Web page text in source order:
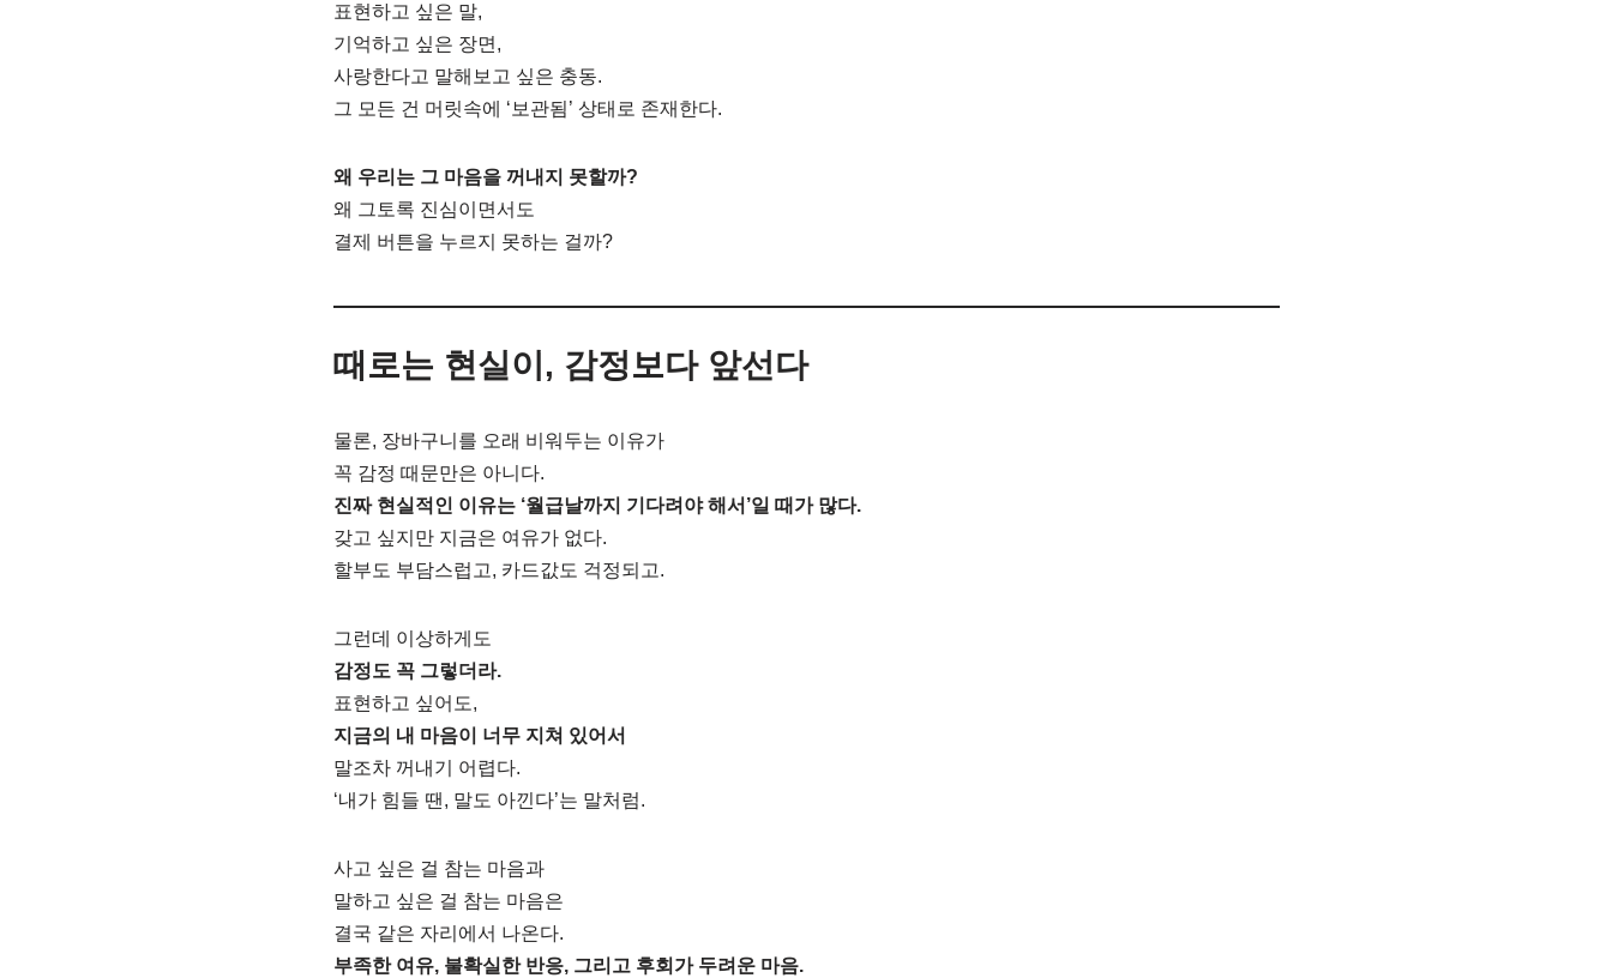
표현하고 싶은 말,
기억하고 싶은 장면,
사랑한다고 말해보고 싶은 충동.
그 모든 건 머릿속에 ‘보관됨’ 상태로 존재한다.
왜 우리는 그 마음을 꺼내지 못할까?
왜 그토록 진심이면서도
결제 버튼을 누르지 못하는 걸까?
때로는 현실이, 감정보다 앞선다
물론, 장바구니를 오래 비워두는 이유가
꼭 감정 때문만은 아니다.
진짜 현실적인 이유는 ‘월급날까지 기다려야 해서’일 때가 많다.
갖고 싶지만 지금은 여유가 없다.
할부도 부담스럽고, 카드값도 걱정되고.
그런데 이상하게도
감정도 꼭 그렇더라.
표현하고 싶어도,
지금의 내 마음이 너무 지쳐 있어서
말조차 꺼내기 어렵다.
‘내가 힘들 땐, 말도 아낀다’는 말처럼.
사고 싶은 걸 참는 마음과
말하고 싶은 걸 참는 마음은
결국 같은 자리에서 나온다.
부족한 여유, 불확실한 반응, 그리고 후회가 두려운 마음.